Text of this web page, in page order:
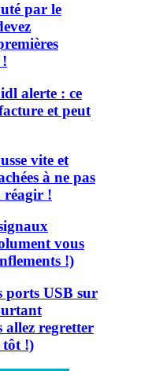
par le
alerte : ce
et peut
vite et
à ne pas
réagir !
vous
!)
ports USB sur
allez regretter
tôt !)